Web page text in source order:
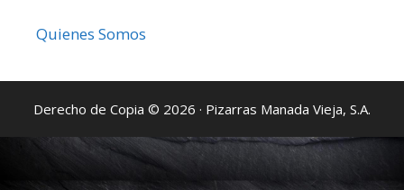
Quienes Somos
Derecho de Copia © 2026 · Pizarras Manada Vieja, S.A.